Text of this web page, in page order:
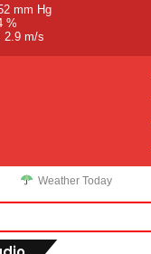
mm Hg
%
2.9 m/s
Weather Today